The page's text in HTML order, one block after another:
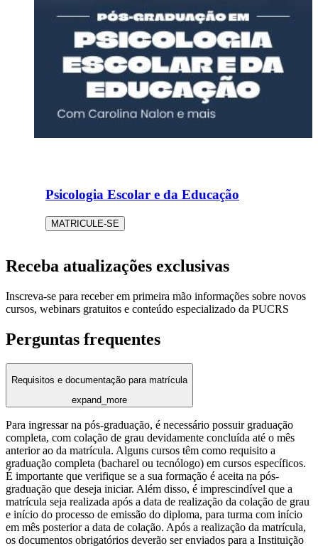
Psicologia Escolar e da Educação
MATRICULE-SE
Receba atualizações exclusivas
Inscreva-se para receber em primeira mão informações sobre novos
cursos, webinars gratuitos e conteúdo especializado da PUCRS
Perguntas frequentes
Requisitos e documentação para matrícula
expand_more
Para ingressar na pós-graduação, é necessário possuir graduação
completa, com colação de grau devidamente concluída até o mês
anterior ao da matrícula. Alguns cursos têm como requisito a
graduação completa (bacharel ou tecnólogo) em cursos específicos.
É importante que verifique se a sua formação é aceita na pós-
graduação que deseja iniciar. Além disso, é imprescindível que a
matrícula seja realizada após a data de realização da colação de grau
e início do processo de emissão do diploma, para turma com início
em mês posterior a data de colação. Após a realização da matrícula,
os documentos obrigatórios deverão ser enviados para a Instituição